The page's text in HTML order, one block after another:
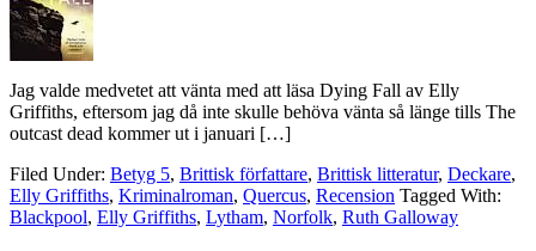
Jag valde medvetet att vänta med att läsa Dying Fall av Elly
Griffiths, eftersom jag då inte skulle behöva vänta så länge tills The
outcast dead kommer ut i januari […]
Filed Under: Betyg 5, Brittisk författare, Brittisk litteratur, Deckare,
Elly Griffiths, Kriminalroman, Quercus, Recension Tagged With:
Blackpool, Elly Griffiths, Lytham, Norfolk, Ruth Galloway